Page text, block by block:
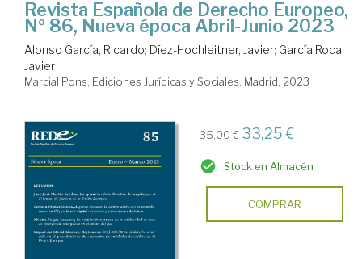
Revista Española de Derecho Europeo,
Nº 86, Nueva época Abril-Junio 2023
Alonso García, Ricardo; Díez-Hochleitner, Javier; García Roca,
Javier
Marcial Pons, Ediciones Jurídicas y Sociales. Madrid, 2023
35,00 € 33,25 €
Stock en Almacén
COMPRAR